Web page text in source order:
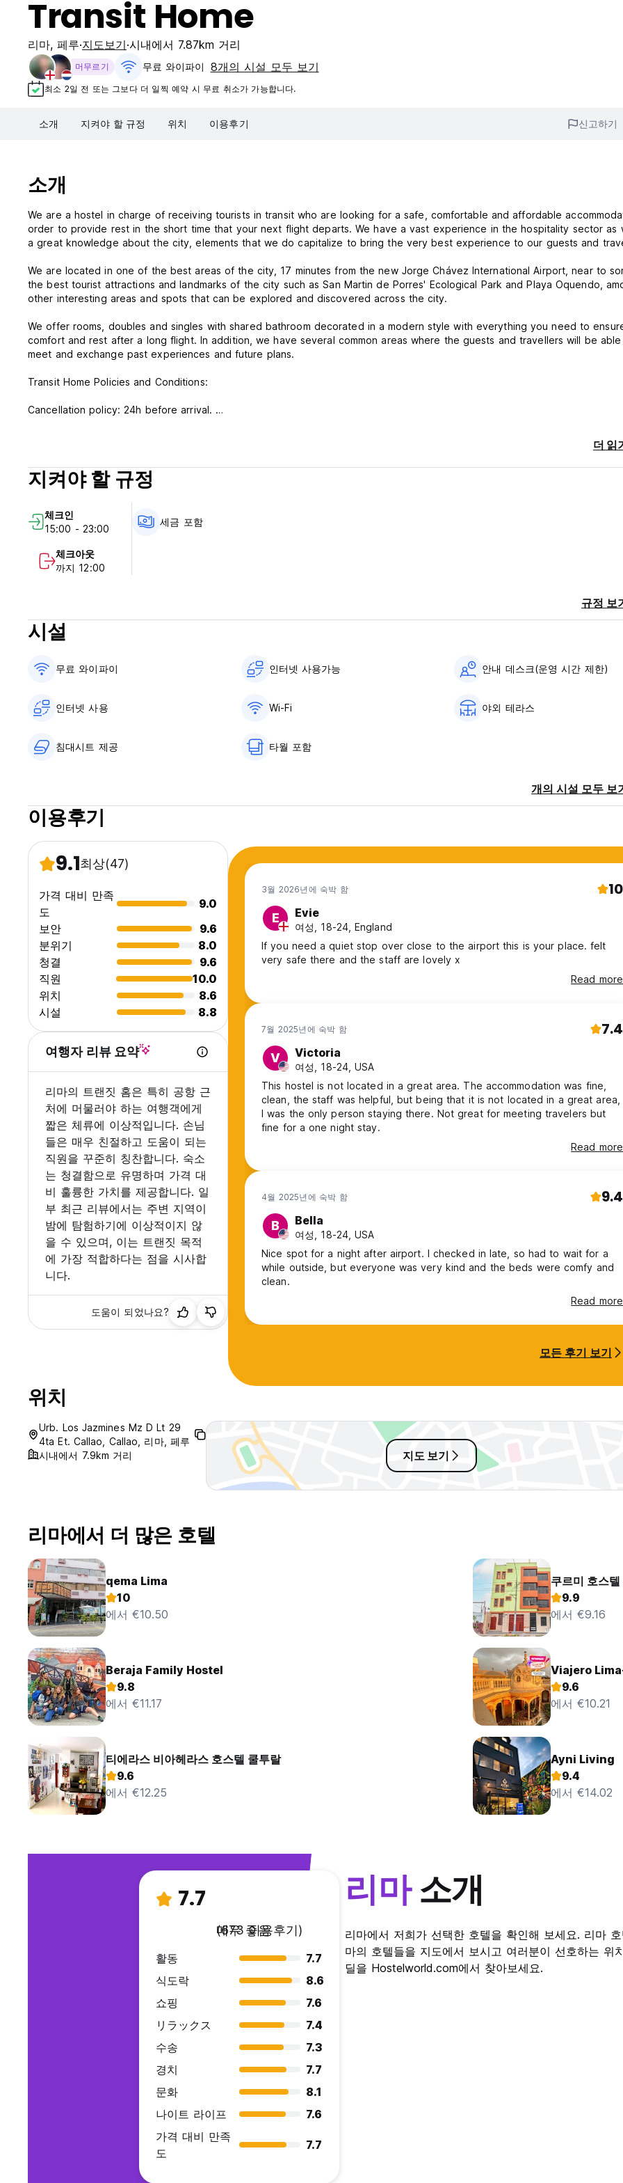
Transit Home
리마, 페루 지도보기 시내에서 7.87km 거리
머무르기 무료 와이파이 8개의 시설 모두 보기
최소 2일 전 또는 그보다 더 일찍 예약 시 무료 취소가 가능합니다.
소개 지켜야 할 규정 위치 이용후기 신고하기
소개
We are a hostel in charge of receiving tourists in transit who are looking for a safe, comfortable and affordable
order to provide rest in the short time that your next flight departs. We have a vast experience in the hospitality sector as
a great knowledge about the city, elements that we do capitalize to bring the very best experience to our guests and
We are located in one of the best areas of the city, 17 minutes from the new Jorge Chávez International Airport, near to
the best tourist attractions and landmarks of the city such as San Martin de Porres' Ecological Park and Playa Oquendo,
other interesting areas and spots that can be explored and discovered across the city.
We offer rooms, doubles and singles with shared bathroom decorated in a modern style with everything you need to
comfort and rest after a long flight. In addition, we have several common areas where the guests and travellers will be
meet and exchange past experiences and future plans.
Transit Home Policies and Conditions:
Cancellation policy: 24h before arrival.
Payment upon arrival by cash, credit cards.
Taxes included.
General:
The reception is open until 11:00 PM.
더 읽
지켜야 할 규정
체크인
15:00 - 23:00
체크아웃
까지 12:00
세금 포함
규정 보
시설
무료 와이파이 인터넷 사용가능 안내 데스크(운영 시간 제한)
인터넷 사용 Wi-Fi 야외 테라스
침대시트 제공 타월 포함
개의 시설 모두 보
이용후기
9.1최상(47)
가격 대비 만족
도
9.0
보안
9.6
분위기
8.0
청결
9.6
직원
10.0
위치
8.6
시설
8.8
여행자 리뷰 요약
리마의 트랜짓 홈은 특히 공항 근
처에 머물러야 하는 여행객에게
짧은 체류에 이상적입니다. 손님
들은 매우 친절하고 도움이 되는
직원을 꾸준히 칭찬합니다. 숙소
는 청결함으로 유명하며 가격 대
비 훌륭한 가치를 제공합니다. 일
부 최근 리뷰에서는 주변 지역이
밤에 탐험하기에 이상적이지 않
을 수 있으며, 이는 트랜짓 목적
에 가장 적합하다는 점을 시사합
니다.
도움이 되었나요?
3월 2026년에 숙박 함 10
E Evie
여성, 18-24, England
If you need a quiet stop over close to the airport this is your place. felt
very safe there and the staff are lovely x
Read more
7월 2025년에 숙박 함 7.4
V Victoria
여성, 18-24, USA
This hostel is not located in a great area. The accommodation was fine,
clean, the staff was helpful, but being that it is not located in a great area,
I was the only person staying there. Not great for meeting travelers but
fine for a one night stay.
Read more
4월 2025년에 숙박 함 9.4
B Bella
여성, 18-24, USA
Nice spot for a night after airport. I checked in late, so had to wait for a
while outside, but everyone was very kind and the beds were comfy and
clean.
Read more
모든 후기 보기
위치
Urb. Los Jazmines Mz D Lt 29
4ta Et. Callao, Callao, 리마, 페루
시내에서 7.9km 거리
지도 보기
리마에서 더 많은 호텔
qema Lima
10
에서 €10.50
쿠르미 호스
9.9
에서 €9.16
Beraja Family Hostel
9.8
에서 €11.17
Viajero
9.6
에서 €10.21
티에라스 비아헤라스 호스텔 쿨투랄
9.6
에서 €12.25
Ayni Living
9.4
에서 €14.02
7.7
매우 좋음
(673 이용후기)
활동
7.7
식도락
8.6
쇼핑
7.6
リラックス
7.4
수송
7.3
경치
7.7
문화
8.1
나이트 라이프
7.6
가격 대비 만족
도
7.7
리마소개
리마에서 저희가 선택한 호텔을 확인해 보세요. 리마
마의 호텔들을 지도에서 보시고 여러분이 선호하는
딜을 Hostelworld.com에서 찾아보세요.